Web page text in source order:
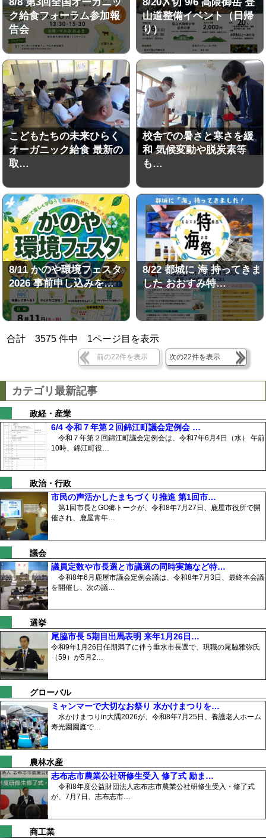
ク給食フォーラム参加報
告会
山道整備イベント（日帰
り）
こどもたちの未来ひらく
オーガニック給食 最新の
取…
校舎での暑さと寒さを緩
和 気候変動や脱炭素等
も…
8/11 かのや環境フェスタ
2026 事前申し込みを…
8/22 都城に 海 持ってきま
した おおすみ特…
合計3575 件中 1ページ目を表示
前の22件を表示 次の22件を表示
カテゴリ最新記事
政経・産業
6/4 令和７年第２回錦江町議会定例会 …
令和７年第２回錦江町議会定例会は、令和7年6月4日（水） 午前
10時、錦江町役…
政治・行政
市民の声活かしたまちづくり推進 第1回市…
第1回市長とGO郷トークが、令和8年7月27日、鹿屋市役所で開
催され、鹿屋青年…
議会
議員定数や市長選と市議選の同時実施など特…
令和8年6月鹿屋市議会定例会議は、令和8年7月3日、最終本会議
を開催し、次の議…
選挙
尾脇市長 5期目出馬表明 来年1月26日…
令和9年1月26日任期満了に伴う垂水市長選で、現職の尾脇雅弥氏
（59）が5月2…
グローバル
ミャンマーで大切なお祭り 水かけまつりを…
水かけまつりin大隅2026が、令和8年7月25日、養護老人ホーム
寿光園園庭で…
農林水産
志布志市農業公社研修生受入 修了式 励ま…
令和8年度公益財団法人志布志市農業公社研修生受入・修了式
が、7月7日、志布志市…
商工業